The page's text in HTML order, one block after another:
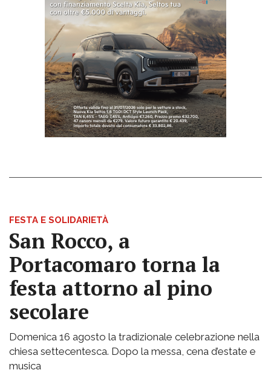
FESTA E SOLIDARIETÀ
San Rocco, a
Portacomaro torna la
festa attorno al pino
secolare
Domenica 16 agosto la tradizionale celebrazione nella
chiesa settecentesca. Dopo la messa, cena d’estate e
musica